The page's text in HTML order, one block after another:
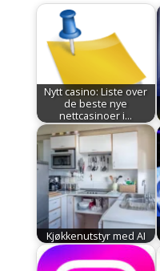
Nytt casino: Liste over
de beste nye
nettcasinoer i…
Kjøkkenutstyr med AI